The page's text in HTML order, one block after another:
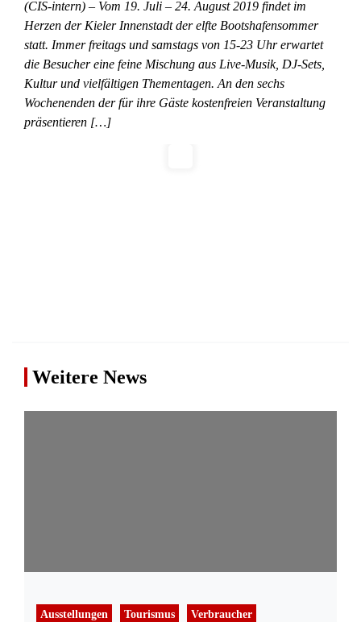
(CIS-intern) – Vom 19. Juli – 24. August 2019 findet im
Herzen der Kieler Innenstadt der elfte Bootshafensommer
statt. Immer freitags und samstags von 15-23 Uhr erwartet
die Besucher eine feine Mischung aus Live-Musik, DJ-Sets,
Kultur und vielfältigen Thementagen. An den sechs
Wochenenden der für ihre Gäste kostenfreien Veranstaltung
präsentieren […]
Weitere News
Ausstellungen Tourismus Verbraucher